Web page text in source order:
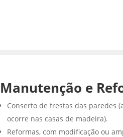
Manutenção e
Conserto de frestas das paredes
ocorre nas casas de madeira).
Reformas, com modificação ou